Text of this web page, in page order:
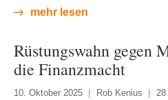
mehr lesen
Rüstungswahn gegen
die Finanzmacht
10. Oktober 2025 Rob Kenius